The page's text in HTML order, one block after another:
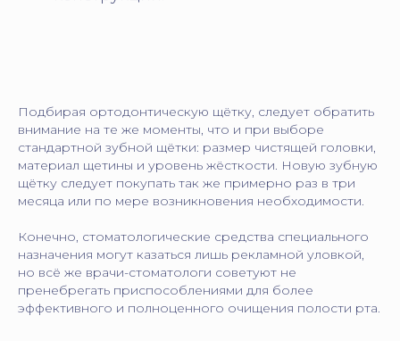
Подбирая ортодонтическую щётку, следует обратить
внимание на те же моменты, что и при выборе
стандартной зубной щётки: размер чистящей головки,
материал щетины и уровень жёсткости. Новую зубную
щётку следует покупать так же примерно раз в три
месяца или по мере возникновения необходимости.
Конечно, стоматологические средства специального
назначения могут казаться лишь рекламной уловкой,
но всё же врачи-стоматологи советуют не
пренебрегать приспособлениями для более
эффективного и полноценного очищения полости рта.